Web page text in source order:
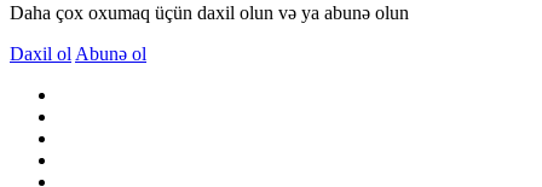
Daha çox oxumaq üçün daxil olun və ya abunə olun
Daxil ol Abunə ol